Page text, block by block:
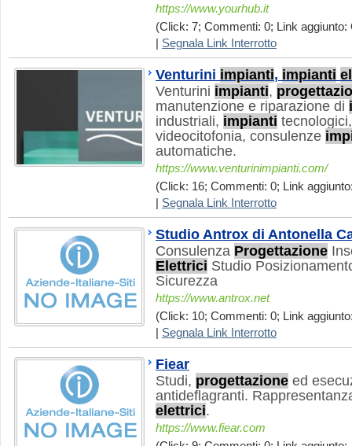
https://www.yourhub.it
(Click: 7; Commenti: 0; Link aggiunto:
Segnala Link Interrotto
Venturini impianti, impianti
Venturini impianti,
manutenzione e riparazione di
industriali, impianti
videocitofonia, consulenze
automatiche.
https://www.venturinimpianti.com/
(Click: 16; Commenti: 0; Link
Segnala Link Interrotto
Studio Antrox di Antonella
Consulenza Progettazione
Elettrici Studio
Sicurezza
https://www.antrox.net
(Click: 10; Commenti: 0; Link
Segnala Link Interrotto
Fiear
Studi, progettazione ed
antideflagranti.
elettrici.
https://www.fiear.com